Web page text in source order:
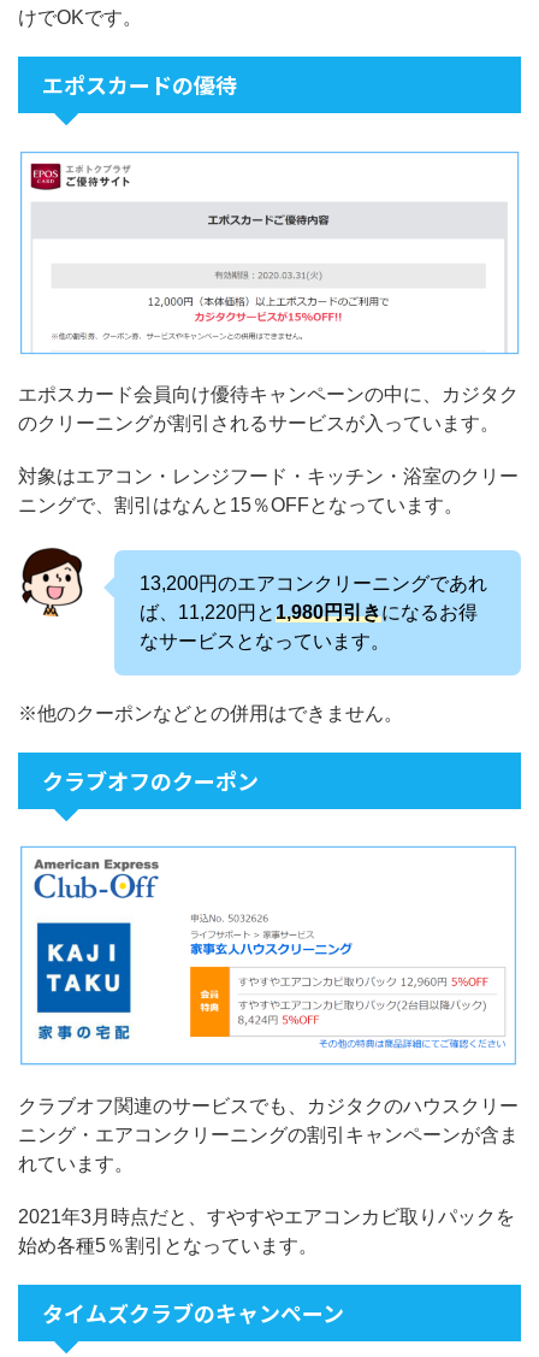
けでOKです。
エポスカードの優待
エポスカード会員向け優待キャンペーンの中に、カジタク
のクリーニングが割引されるサービスが入っています。
対象はエアコン・レンジフード・キッチン・浴室のクリー
ニングで、割引はなんと15％OFFとなっています。
13,200円のエアコンクリーニングであれ
ば、11,220円と1,980円引きになるお得
なサービスとなっています。
※他のクーポンなどとの併用はできません。
クラブオフのクーポン
クラブオフ関連のサービスでも、カジタクのハウスクリー
ニング・エアコンクリーニングの割引キャンペーンが含ま
れています。
2021年3月時点だと、すやすやエアコンカビ取りパックを
始め各種5％割引となっています。
タイムズクラブのキャンペーン